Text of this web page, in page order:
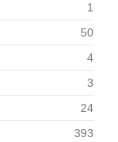
1
50
4
3
24
393